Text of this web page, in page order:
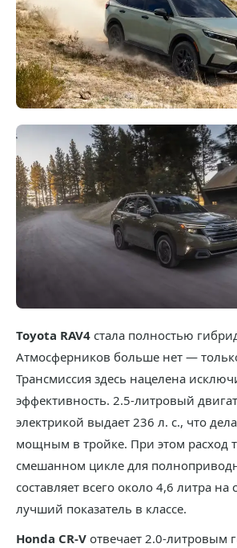
Toyota RAV4 стала полностью
Атмосферников больше нет —
Трансмиссия здесь нацелена
эффективность. 2.5-литровый
электрикой выдает 236 л. с., что
мощным в тройке. При этом расход
смешанном цикле для
составляет всего около 4,6 литра на
лучший показатель в классе.
Honda CR-V отвечает 2.0-литровым